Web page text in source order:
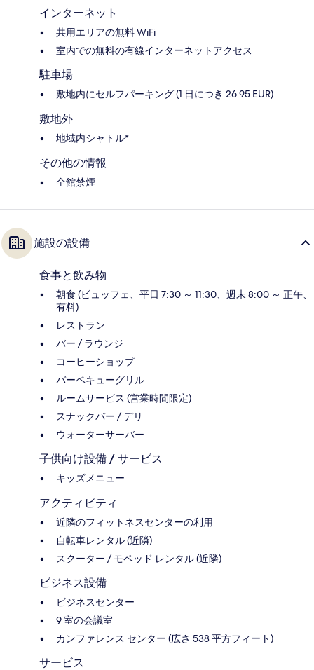
インターネット
共用エリアの無料 WiFi
室内での無料の有線インターネットアクセス
駐車場
敷地内にセルフパーキング (1 日につき 26.95 EUR)
敷地外
地域内シャトル*
その他の情報
全館禁煙
施設の設備
食事と飲み物
朝食 (ビュッフェ、平日 7:30 ～ 11:30、週末 8:00 ～ 正午、
有料)
レストラン
バー / ラウンジ
コーヒーショップ
バーベキューグリル
ルームサービス (営業時間限定)
スナックバー / デリ
ウォーターサーバー
子供向け設備 / サービス
キッズメニュー
アクティビティ
近隣のフィットネスセンターの利用
自転車レンタル (近隣)
スクーター / モペッド レンタル (近隣)
ビジネス設備
ビジネスセンター
9 室の会議室
カンファレンス センター (広さ 538 平方フィート)
サービス